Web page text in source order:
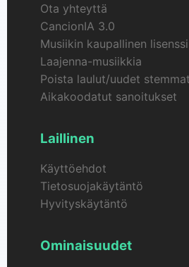
Ota yhteyttä
CancionIA 3.0
Musiikin kaupallinen lisenssi
Laajenna-musiikkia
Poista laulut/uudet
Aikakoodatut sanoitukset
Laillinen
Käyttöehdot
Tietosuojakäytäntö
Hyvityskäytäntö
Ominaisuudet